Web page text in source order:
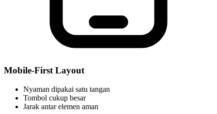
Mobile-First Layout
Nyaman dipakai satu tangan
Tombol cukup besar
Jarak antar elemen aman